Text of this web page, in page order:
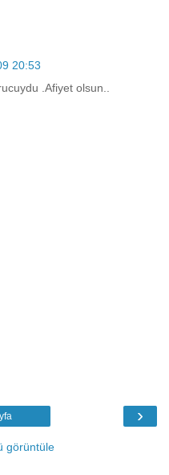
20:53
.Afiyet olsun..
›
görüntüle